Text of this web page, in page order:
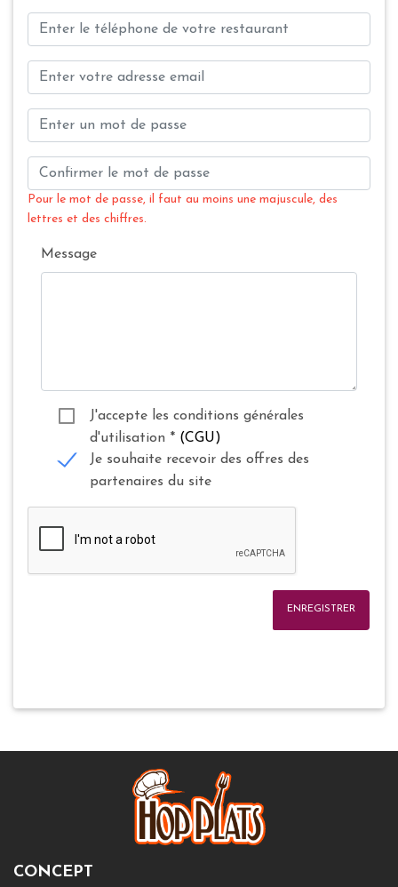
Pour le mot de passe, il faut au moins une majuscule, des
lettres et des chiffres.
Message
J'accepte les conditions générales
d'utilisation * (CGU)
Je souhaite recevoir des offres des
partenaires du site
ENREGISTRER
CONCEPT